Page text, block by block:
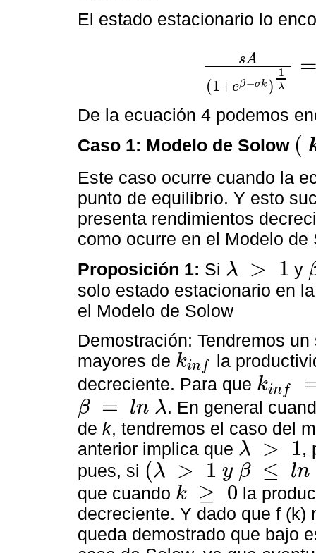
El estado estacionario lo
sA
(1+eβ−σk )
1
λ
sA(1+eβ-σk)1λ=δ+ηk /p]
De la ecuación 4 podemos
Caso 1: Modelo de Solow (
( nf
Este caso ocurre cuando la
punto de equilibrio. Y esto
presenta rendimientos
como ocurre en el Modelo de
Proposición 1: Si λ > 1
λ > y β
solo estado estacionario en
el Modelo de Solow
Demostración: Tendremos
mayores de kinf
kinf
la
decreciente. Para que kinf
kinf = 0
β = ln λ
β = λ
. En general
de k, tendremos el caso del
anterior implica que λ > 1
λ >
,
pues, si (λ > 1 y β ≤ ln
(λ > 1 β ≤ λ) k nf ≤
que cuando k ≥ 0
k ≥
la
decreciente. Y dado que f (k)
queda demostrado que bajo